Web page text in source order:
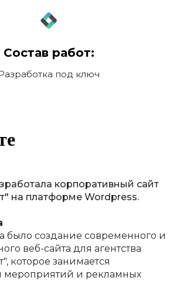
Состав работ:
под ключ
корпоративный сайт
на платформе Wordpress.
было создание современного и
веб-сайта для агентства
которое занимается
мероприятий и рекламных